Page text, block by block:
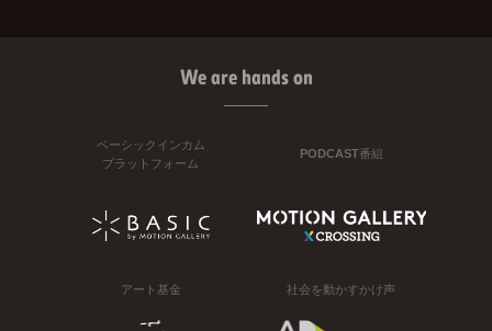
We are hands on
ベーシックインカム
プラットフォーム
PODCAST番組
アート基金 社会を動かすかけ声